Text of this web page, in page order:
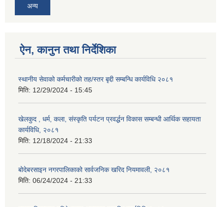
अन्य
ऐन, कानुन तथा निर्देशिका
स्थानीय सेवाको कर्मचारीको तह/स्तर बृद्दी सम्बन्धि कार्यविधि २०८१
मिति: 12/29/2024 - 15:45
खेलकुद , धर्म, कला, संस्कृति पर्यटन प्रवर्द्धन विकास सम्बन्धी आर्थिक सहायता
कार्यविधि, २०८१
मिति: 12/18/2024 - 21:33
बोदेबरसाइन नगरपालिकाको सार्वजनिक खरिद नियमावली, २०८१
मिति: 06/24/2024 - 21:33